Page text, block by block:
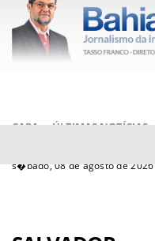
CAPA ÚLTIMAS NOTÍCIAS
s�bado, 08 de agosto de 2026